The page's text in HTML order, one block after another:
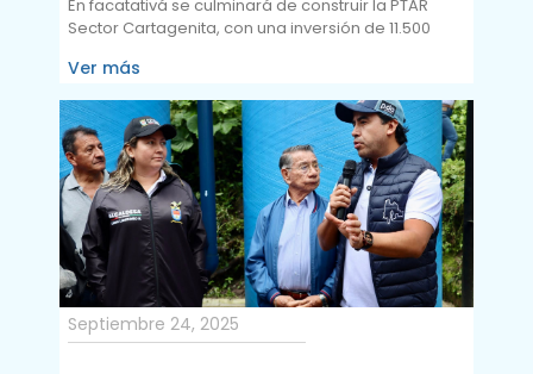
En facatativá se culminará de construir la PTAR
Sector Cartagenita, con una inversión de 11.500
Ver más
Septiembre 24, 2025